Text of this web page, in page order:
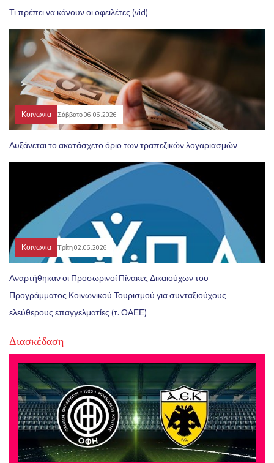
Τι πρέπει να κάνουν οι οφειλέτες (vid)
Κοινωνία Σάββατο 06.06.2026
Αυξάνεται το ακατάσχετο όριο των τραπεζικών λογαριασμών
Κοινωνία Τρίτη 02.06.2026
Αναρτήθηκαν οι Προσωρινοί Πίνακες Δικαιούχων του
Προγράμματος Κοινωνικού Τουρισμού για συνταξιούχους
ελεύθερους επαγγελματίες (τ. ΟΑΕΕ)
Διασκέδαση